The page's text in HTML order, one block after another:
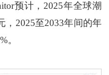
预计，2025年全球潮
，2025至2033年间的年
。